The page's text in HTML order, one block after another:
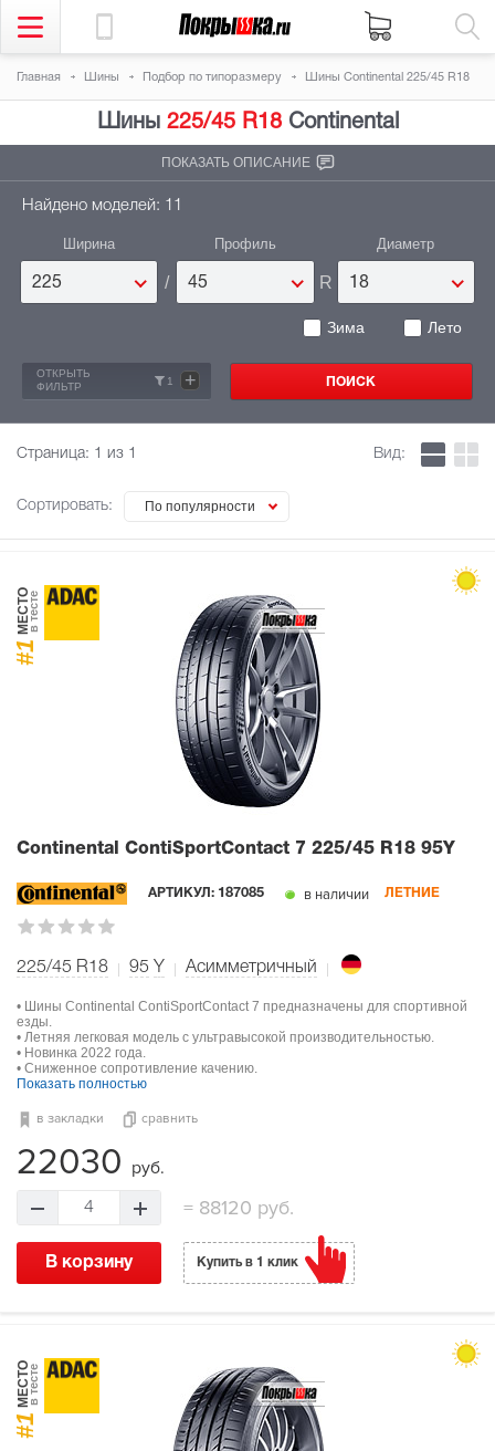
Главная Шины Подбор по типоразмеру Шины Continental 225/45 R18
Шины 225/45 R18Continental
ПОКАЗАТЬ ОПИСАНИЕ
Найдено моделей: 11
Ширина
225 /
Профиль
45 R
Диаметр
18
Зима Лето
ОТКРЫТЬ
ФИЛЬТР
1 +
Страница: 1 из 1
Сортировать: По популярности
Вид:
#1
МЕСТОв тесте
Continental ContiSportContact 7 225/45 R18 95Y
АРТИКУЛ: 187085 в наличии ЛЕТНИЕ
225/45 R18 95 Y Асимметричный
• Шины Continental ContiSportContact 7 предназначены для спортивной
езды.
• Летняя легковая модель с ультравысокой производительностью.
• Новинка 2022 года.
• Сниженное сопротивление качению.
Показать полностью
в закладки сравнить
22030 руб.
4 =88120 руб.
В корзину Купить в 1 клик
#1
МЕСТОв тесте